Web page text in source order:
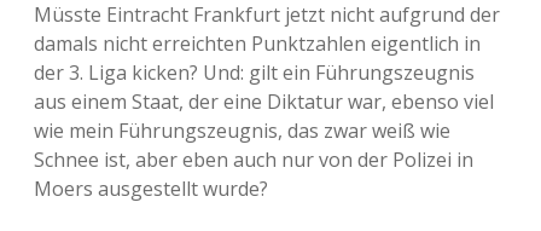
Müsste Eintracht Frankfurt jetzt nicht aufgrund der
damals nicht erreichten Punktzahlen eigentlich in
der 3. Liga kicken? Und: gilt ein Führungszeugnis
aus einem Staat, der eine Diktatur war, ebenso viel
wie mein Führungszeugnis, das zwar weiß wie
Schnee ist, aber eben auch nur von der Polizei in
Moers ausgestellt wurde?